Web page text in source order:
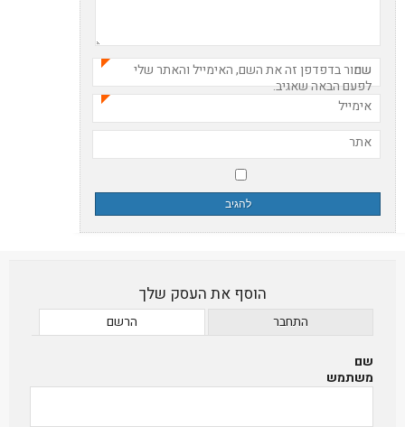
שם
אימייל
אתר
שמור בדפדפן זה את השם, האימייל והאתר שלי
לפעם הבאה שאגיב.
הוסף את העסק שלך
התחבר הרשם
שם
משתמש